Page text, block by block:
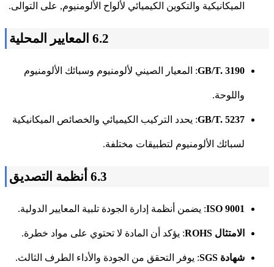
الميكانيكية والتكوين الكيميائي لألواح الألومنيوم, على التوالى.
6.2 المعايير المحلية
GB/T. 3190: المعيار الصيني لألومنيوم وسبائك الألومنيوم
واللوحة.
GB/T. 5237: يحدد التركيب الكيميائي والخصائص الميكانيكية
لسبائك الألومنيوم لتطبيقات مختلفة.
6.3 أنظمة التصديق
ISO 9001: يضمن أنظمة إدارة الجودة تلبية المعايير الدولية.
الامتثال ROHS : يؤكد أن المادة لا تحتوي على مواد خطرة.
شهادة SGS : يوفر التحقق من الجودة والأداء الطرف الثالث.